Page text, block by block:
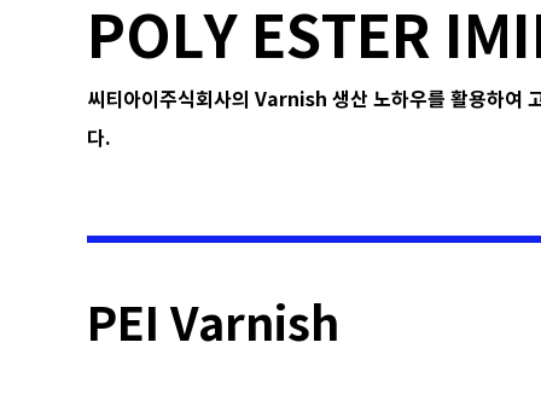
POLY ESTER
씨티아이주식회사의 Varnish 생산 노하우를 활용하여
다.
PEI Varnish